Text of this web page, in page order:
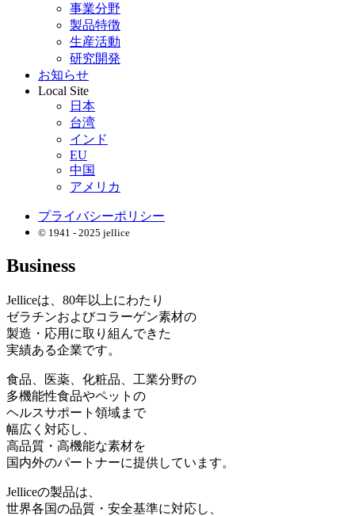
事業分野
製品特徴
生産活動
研究開発
お知らせ
Local Site
日本
台湾
インド
EU
中国
アメリカ
プライバシーポリシー
© 1941 - 2025 jellice
Business
Jelliceは、80年以上にわたり
ゼラチンおよびコラーゲン素材の
製造・応用に取り組んできた
実績ある企業です。
食品、医薬、化粧品、工業分野の
多機能性食品やペットの
ヘルスサポート領域まで
幅広く対応し、
高品質・高機能な素材を
国内外のパートナーに提供しています。
Jelliceの製品は、
世界各国の品質・安全基準に対応し、